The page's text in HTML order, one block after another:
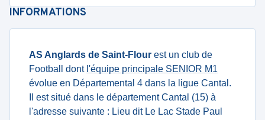
INFORMATIONS
AS Anglards de Saint-Flour est un club de
Football dont l'équipe principale SENIOR M1
évolue en Départemental 4 dans la ligue Cantal.
Il est situé dans le département Cantal (15) à
l'adresse suivante : Lieu dit Le Lac Stade Paul